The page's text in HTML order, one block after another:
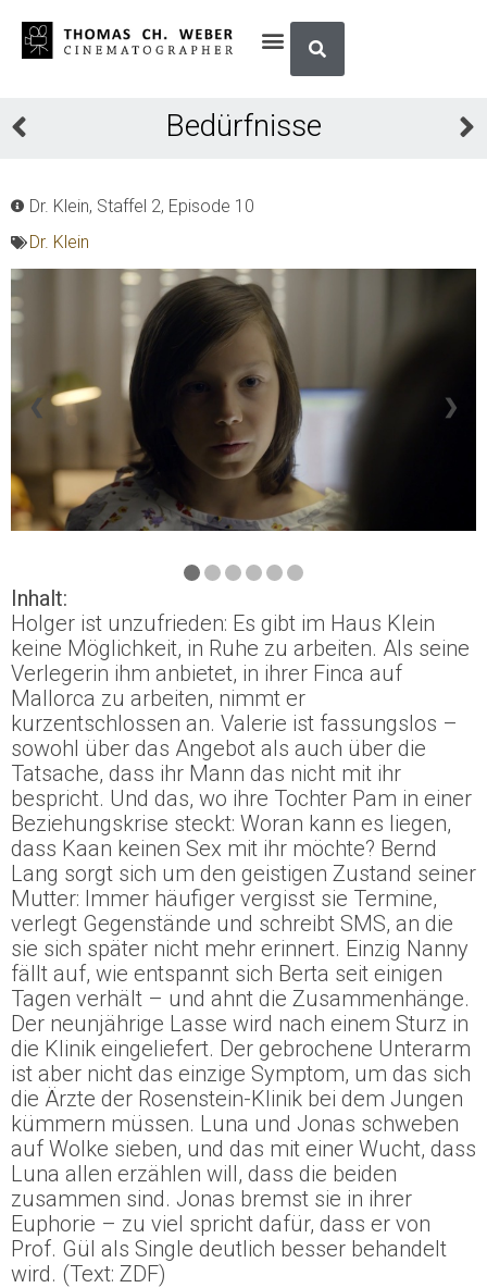
Bedürfnisse
Dr. Klein, Staffel 2, Episode 10
Dr. Klein
❮ ❯
Inhalt:
Holger ist unzufrieden: Es gibt im Haus Klein
keine Möglichkeit, in Ruhe zu arbeiten. Als seine
Verlegerin ihm anbietet, in ihrer Finca auf
Mallorca zu arbeiten, nimmt er
kurzentschlossen an. Valerie ist fassungslos –
sowohl über das Angebot als auch über die
Tatsache, dass ihr Mann das nicht mit ihr
bespricht. Und das, wo ihre Tochter Pam in einer
Beziehungskrise steckt: Woran kann es liegen,
dass Kaan keinen Sex mit ihr möchte? Bernd
Lang sorgt sich um den geistigen Zustand seiner
Mutter: Immer häufiger vergisst sie Termine,
verlegt Gegenstände und schreibt SMS, an die
sie sich später nicht mehr erinnert. Einzig Nanny
fällt auf, wie entspannt sich Berta seit einigen
Tagen verhält – und ahnt die Zusammenhänge.
Der neunjährige Lasse wird nach einem Sturz in
die Klinik eingeliefert. Der gebrochene Unterarm
ist aber nicht das einzige Symptom, um das sich
die Ärzte der Rosenstein-Klinik bei dem Jungen
kümmern müssen. Luna und Jonas schweben
auf Wolke sieben, und das mit einer Wucht, dass
Luna allen erzählen will, dass die beiden
zusammen sind. Jonas bremst sie in ihrer
Euphorie – zu viel spricht dafür, dass er von
Prof. Gül als Single deutlich besser behandelt
wird. (Text: ZDF)